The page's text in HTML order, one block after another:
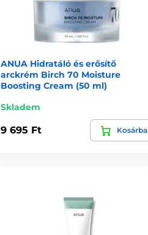
ANUA Hidratáló és erősítő
arckrém Birch 70 Moisture
Boosting Cream (50 ml)
Skladem
9 695 Ft Kosárba